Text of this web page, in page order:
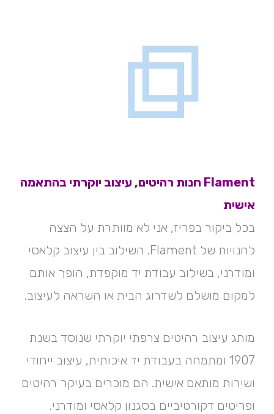
Flament חנות רהיטים, עיצוב יוקרתי בהתאמה
אישית
בכל ביקור בפריז, אני לא מוותרת על הצצה
לחנויות של Flament. השילוב בין עיצוב קלאסי
ומודרני, בשילוב עבודת יד מוקפדת, הופך אותם
למקום מושלם לשדרוג הבית או השראה לעיצוב.
מותג עיצוב רהיטים צרפתי יוקרתי שנוסד בשנת
1907 ומתמחה בעבודת יד איכותית, עיצוב ייחודי
ושירות מותאם אישית. הם מוכרים בעיקר רהיטים
ופריטים דקורטיביים בסגנון קלאסי ומודרני.